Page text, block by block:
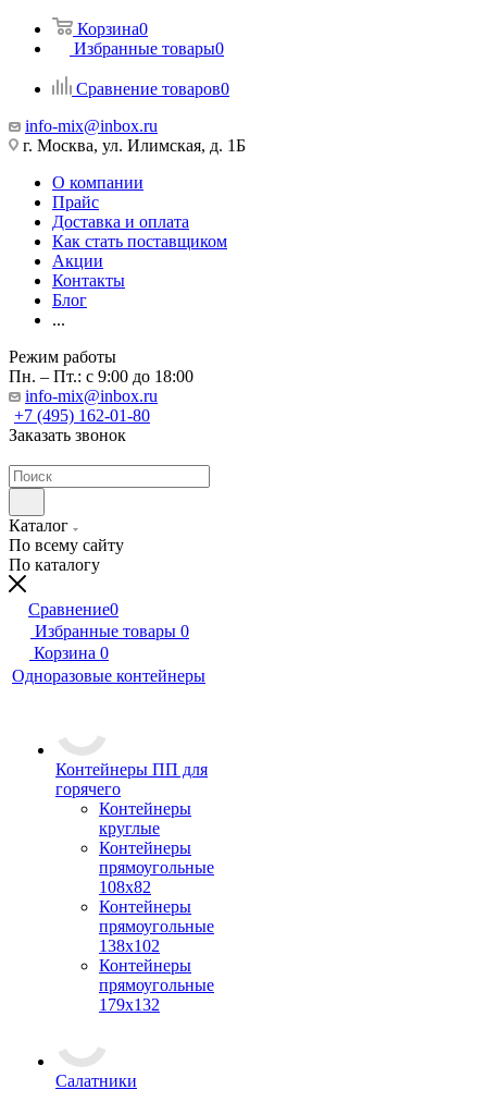
Корзина0
Избранные товары0
Сравнение товаров0
info-mix@inbox.ru
г. Москва, ул. Илимская, д. 1Б
О компании
Прайс
Доставка и оплата
Как стать поставщиком
Акции
Контакты
Блог
...
Режим работы
Пн. – Пт.: с 9:00 до 18:00
info-mix@inbox.ru
+7 (495) 162-01-80
Заказать звонок
Каталог
По всему сайту
По каталогу
Сравнение0
Избранные товары 0
Корзина 0
Одноразовые контейнеры
Контейнеры ПП для
горячего
Контейнеры
круглые
Контейнеры
прямоугольные
108х82
Контейнеры
прямоугольные
138х102
Контейнеры
прямоугольные
179х132
Салатники